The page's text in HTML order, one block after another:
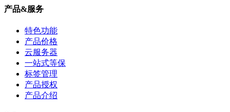
产品&服务
特色功能
产品价格
云服务器
一站式等保
标签管理
产品授权
产品介绍